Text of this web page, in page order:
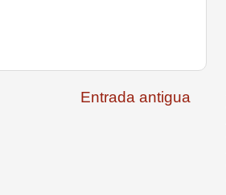
Entrada antigua